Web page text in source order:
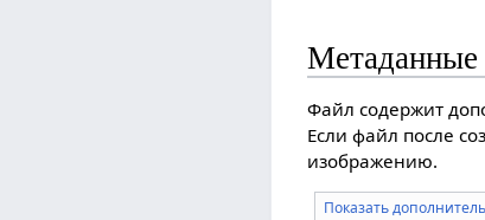
Метаданные
Файл содержит
Если файл после
изображению.
Показать